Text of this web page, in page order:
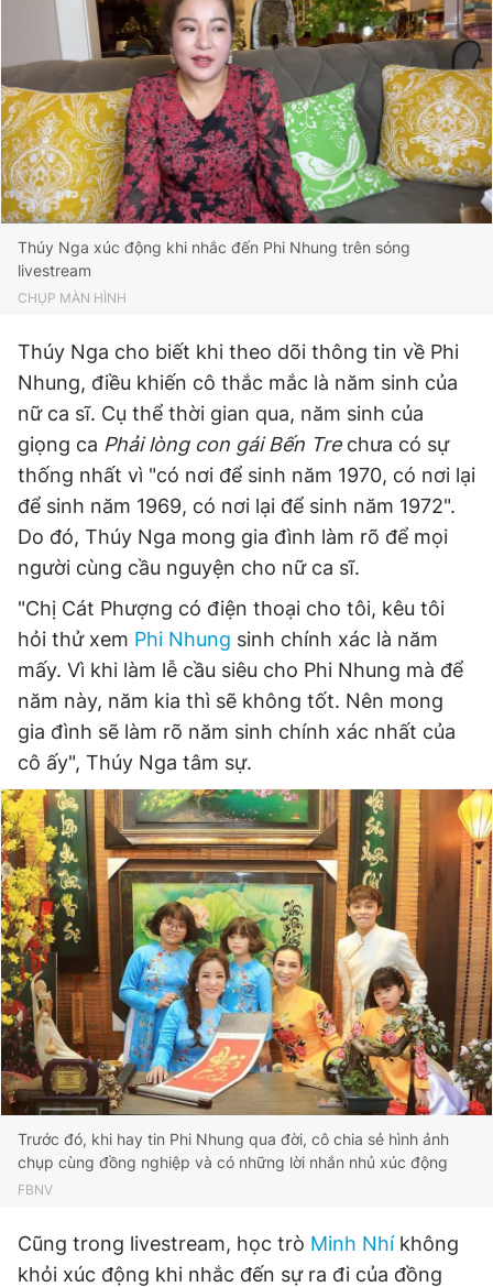
Theo dõi báo trên
0906 645 777
Liên hệ quảng cáo
0908 780 404
Đặt báo Quảng cáo RSS Tòa soạn Chính sách bảo
Tổng biên tập: Nguyễn Ngọc Toàn
Phó tổng biên tập thường trực: Hải Thành
Phó tổng biên tập: Lâm Hiếu Dũng
Phó tổng biên tập: Trần Việt Hưng
Tổng thư ký tòa soạn: Đức Trung
© 2003-2026 Bản quyền thuộc về Báo Thanh Niên. Cấm sao
chép dưới mọi hình thức nếu không có sự chấp thuận bằng văn
bản. Phát triển bởi ePi Technologies, JSC.
Thúy Nga xúc động khi nhắc đến Phi Nhung trên sóng
livestream
CHỤP MÀN HÌNH
Thúy Nga cho biết khi theo dõi thông tin về Phi
Nhung, điều khiến cô thắc mắc là năm sinh của
nữ ca sĩ. Cụ thể thời gian qua, năm sinh của
giọng ca Phải lòng con gái Bến Trechưa có sự
thống nhất vì "có nơi để sinh năm 1970, có nơi lại
để sinh năm 1969, có nơi lại để sinh năm 1972".
Do đó, Thúy Nga mong gia đình làm rõ để mọi
người cùng cầu nguyện cho nữ ca sĩ.
"Chị Cát Phượng có điện thoại cho tôi, kêu tôi
hỏi thử xem Phi Nhung sinh chính xác là năm
mấy. Vì khi làm lễ cầu siêu cho Phi Nhung mà để
năm này, năm kia thì sẽ không tốt. Nên mong
gia đình sẽ làm rõ năm sinh chính xác nhất của
cô ấy", Thúy Nga tâm sự.
Trước đó, khi hay tin Phi Nhung qua đời, cô chia sẻ hình ảnh
chụp cùng đồng nghiệp và có những lời nhắn nhủ xúc động
FBNV
Cũng trong livestream, học trò Minh Nhíkhông
khỏi xúc động khi nhắc đến sự ra đi của đồng